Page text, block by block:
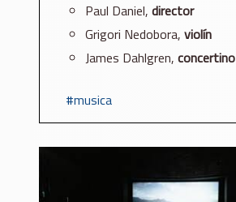
Paul Daniel, director
Grigori Nedobora, violín
James Dahlgren, concertino
musica